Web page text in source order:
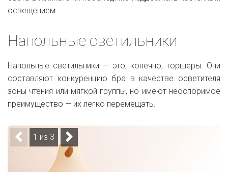
освещением.
Напольные светильники
Напольные светильники — это, конечно, торшеры. Они
составляют конкуренцию бра в качестве осветителя
зоны чтения или мягкой группы, но имеют неоспоримое
преимущество — их легко перемещать.
1 из 3